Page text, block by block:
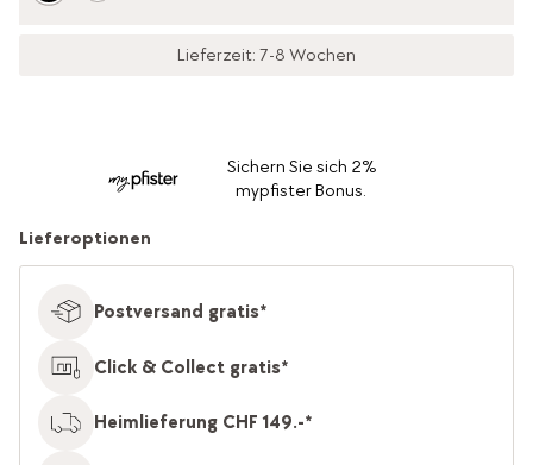
Lieferzeit: 7-8 Wochen
Sichern Sie sich 2%
mypfister Bonus.
Lieferoptionen
Postversand gratis*
Click & Collect gratis*
Heimlieferung CHF 149.-*